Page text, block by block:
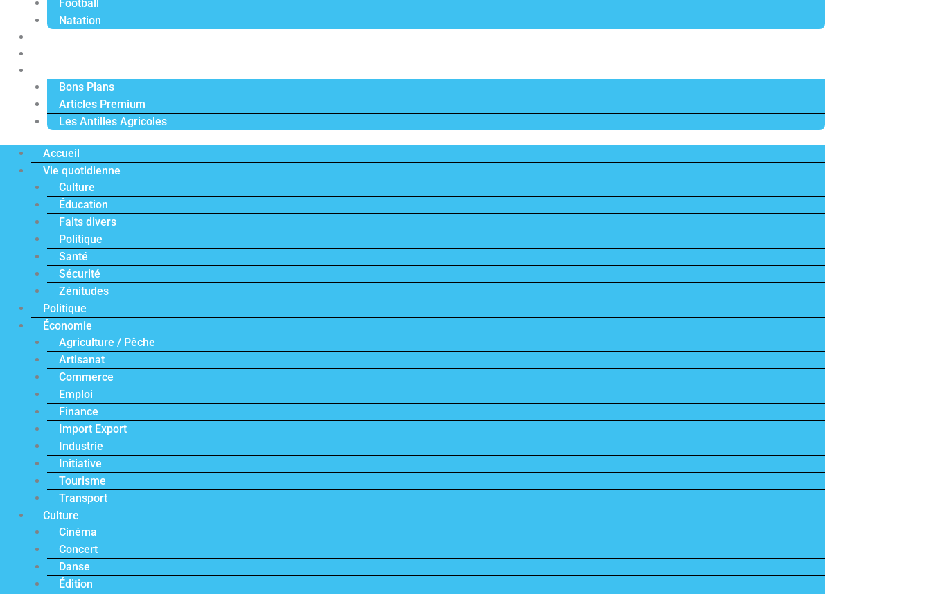
Football
Natation
Bons Plans
Articles Premium
Les Antilles Agricoles
Accueil
Vie quotidienne
Culture
Éducation
Faits divers
Politique
Santé
Sécurité
Zénitudes
Politique
Économie
Agriculture / Pêche
Artisanat
Commerce
Emploi
Finance
Import Export
Industrie
Initiative
Tourisme
Transport
Culture
Cinéma
Concert
Danse
Édition